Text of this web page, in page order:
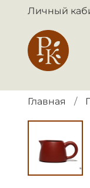
Личный
Главная